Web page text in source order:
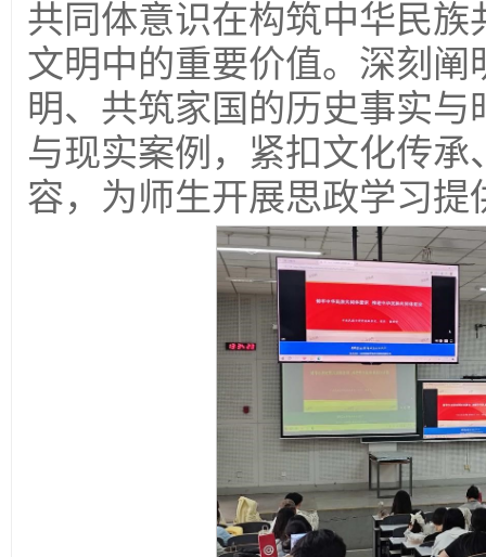
共同体意识在构筑中华民
文明中的重要价值。深刻
明、共筑家国的历史事实
与现实案例，紧扣文化传
容，为师生开展思政学习提